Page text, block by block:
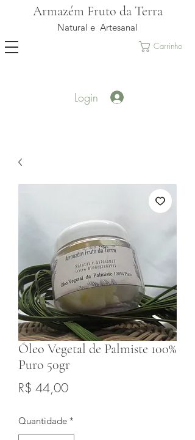
Armazém Fruto da Terra
Natural e Artesanal
Carrinho
Login
Óleo Vegetal de Palmiste 100%
Puro 50gr
R$ 44,00Preço
Quantidade *